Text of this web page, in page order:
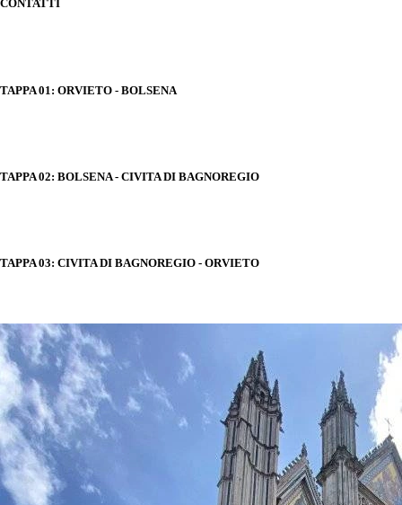
CONTATTI
TAPPA 01: ORVIETO - BOLSENA
TAPPA 02: BOLSENA - CIVITA DI BAGNOREGIO
TAPPA 03: CIVITA DI BAGNOREGIO - ORVIETO